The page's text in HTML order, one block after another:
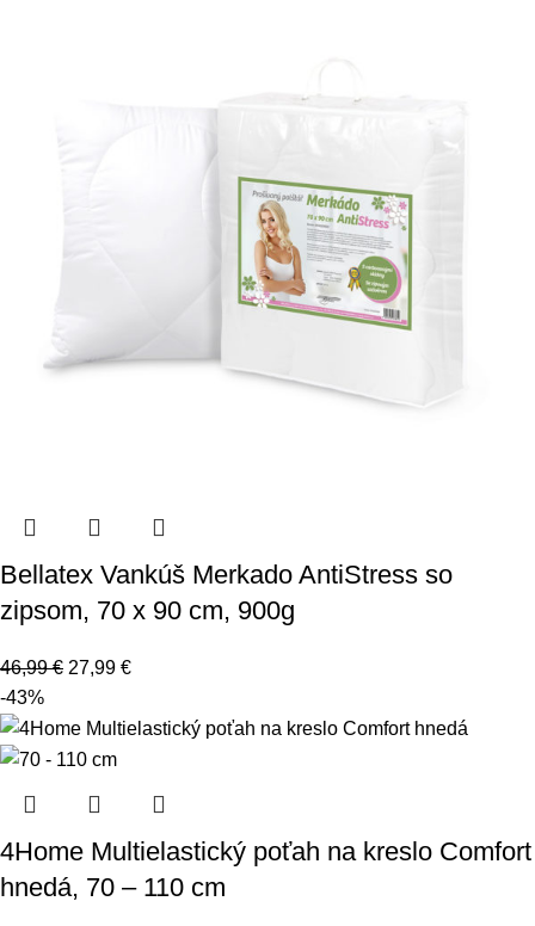
Bellatex Vankúš Merkado AntiStress so
zipsom, 70 x 90 cm, 900g
46,99€ 27,99 €
-43%
4Home Multielastický poťah na kreslo Comfort
hnedá, 70 – 110 cm